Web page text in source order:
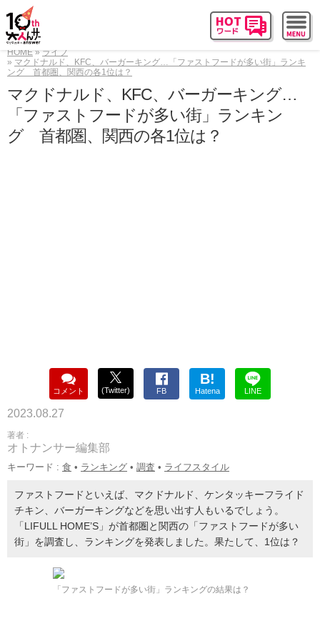
HOME
ライフ
マクドナルド、KFC、バーガーキング…「ファストフードが多い街」ランキ
ング 首都圏、関西の各1位は？
マクドナルド、KFC、バーガーキング…
「ファストフードが多い街」ランキン
グ 首都圏、関西の各1位は？
コメント (Twitter) FB
B!
Hatena LINE
2023.08.27
著者 :
オトナンサー編集部
キーワード : 食 • ランキング • 調査 • ライフスタイル
ファストフードといえば、マクドナルド、ケンタッキーフライド
チキン、バーガーキングなどを思い出す人もいるでしょう。
「LIFULL HOME’S」が首都圏と関西の「ファストフードが多い
街」を調査し、ランキングを発表しました。果たして、1位は？
「ファストフードが多い街」ランキングの結果は？